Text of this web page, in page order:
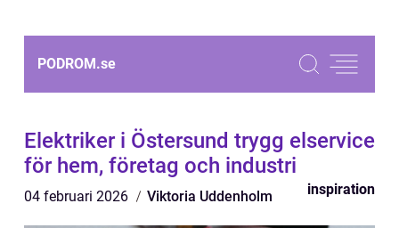
PODROM.se
Elektriker i Östersund trygg elservice
för hem, företag och industri
04 februari 2026 Viktoria Uddenholm inspiration